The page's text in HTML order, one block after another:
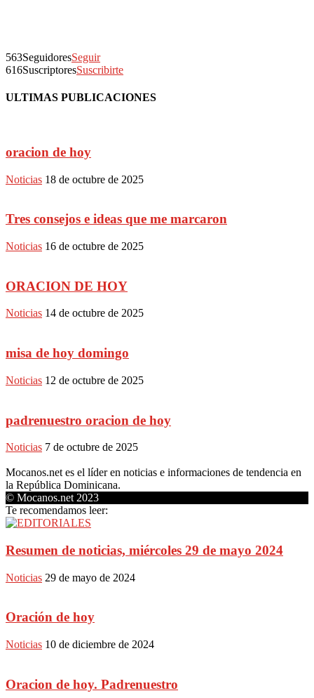
563SeguidoresSeguir
616SuscriptoresSuscribirte
ULTIMAS PUBLICACIONES
oracion de hoy
Noticias 18 de octubre de 2025
Tres consejos e ideas que me marcaron
Noticias 16 de octubre de 2025
ORACION DE HOY
Noticias 14 de octubre de 2025
misa de hoy domingo
Noticias 12 de octubre de 2025
padrenuestro oracion de hoy
Noticias 7 de octubre de 2025
Mocanos.net es el líder en noticias e informaciones de tendencia en
la República Dominicana.
© Mocanos.net 2023
Te recomendamos leer:
Resumen de noticias, miércoles 29 de mayo 2024
Noticias 29 de mayo de 2024
Oración de hoy
Noticias 10 de diciembre de 2024
Oracion de hoy. Padrenuestro